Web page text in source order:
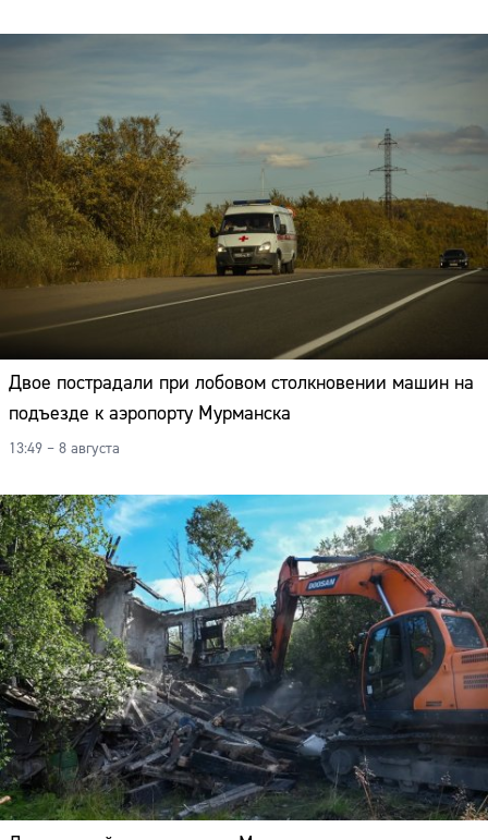
Двое пострадали при лобовом столкновении машин на
подъезде к аэропорту Мурманска
13:49 – 8 августа
Сайт: